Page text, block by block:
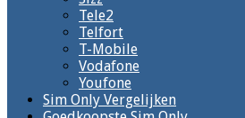
Tele2
Telfort
T-Mobile
Vodafone
Youfone
Sim Only Vergelijken